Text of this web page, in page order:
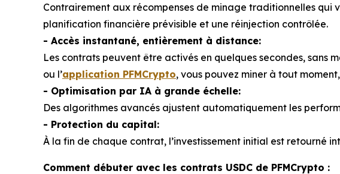
Contrairement aux récompenses de minage traditionnelles qui
planification financière prévisible et une réinjection contrôlée.
- Accès instantané, entièrement à distance:
Les contrats peuvent être activés en quelques secondes,
ou l’application PFMCrypto, vous pouvez miner à tout
- Optimisation par IA à grande échelle:
Des algorithmes avancés ajustent automatiquement les
- Protection du capital:
À la fin de chaque contrat, l’investissement initial est
Comment débuter avec les contrats USDC de PFMCrypto :